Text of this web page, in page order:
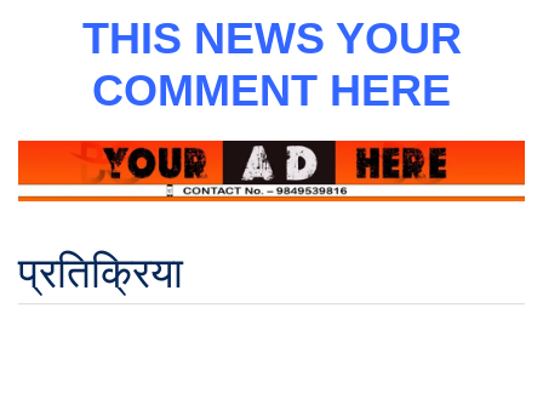
THIS NEWS YOUR
COMMENT HERE
प्रतिक्रिया